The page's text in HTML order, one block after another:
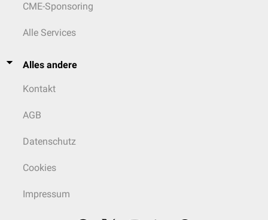
CME-Sponsoring
Alle Services
Alles andere
Kontakt
AGB
Datenschutz
Cookies
Impressum